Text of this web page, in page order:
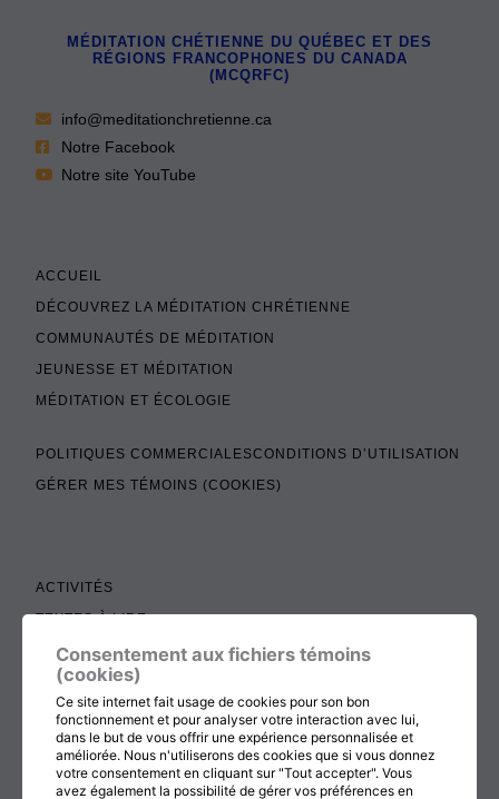
MÉDITATION CHÉTIENNE DU QUÉBEC ET DES
RÉGIONS FRANCOPHONES DU CANADA
(MCQRFC)
info@meditationchretienne.ca
Notre Facebook
Notre site YouTube
ACCUEIL
DÉCOUVREZ LA MÉDITATION CHRÉTIENNE
COMMUNAUTÉS DE MÉDITATION
JEUNESSE ET MÉDITATION
MÉDITATION ET ÉCOLOGIE
POLITIQUES COMMERCIALESCONDITIONS D’UTILISATION
GÉRER MES TÉMOINS (COOKIES)
ACTIVITÉS
TEXTES À LIRE
ADMINISTRATION
BOUTIQUE
COTISATION, RENOUVELLEMENT ET ÉCHOS
DON
CONTACTEZ-NOUS
Consentement aux fichiers témoins
(cookies)
Ce site internet fait usage de cookies pour son bon
fonctionnement et pour analyser votre interaction avec lui,
dans le but de vous offrir une expérience personnalisée et
améliorée. Nous n'utiliserons des cookies que si vous donnez
votre consentement en cliquant sur "Tout accepter". Vous
avez également la possibilité de gérer vos préférences en